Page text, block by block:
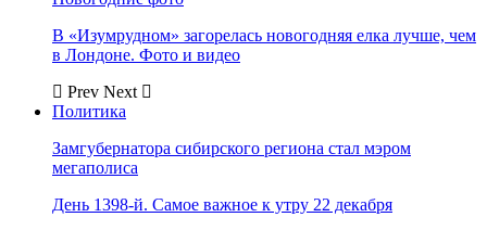
В «Изумрудном» загорелась новогодняя елка лучше, чем
в Лондоне. Фото и видео
Prev Next
Политика
Замгубернатора сибирского региона стал мэром
мегаполиса
День 1398-й. Самое важное к утру 22 декабря